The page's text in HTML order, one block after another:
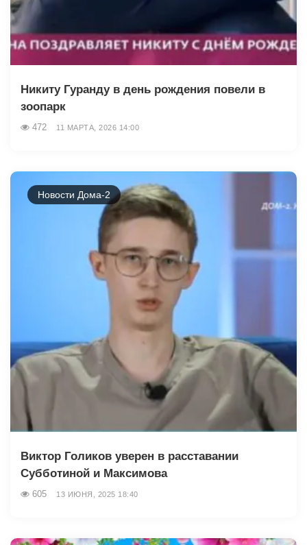
Никиту Гуранду в день рождения повели в
зоопарк
472 11 МАРТА, 2026 14:00
Новости Дома-2
Виктор Голиков уверен в расставании
Субботиной и Максимова
605 13 ИЮНЯ, 2025 18:40